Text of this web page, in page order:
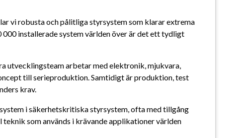
vi robusta och pålitliga styrsystem som klarar extrema
installerade system världen över är det ett tydligt
utvecklingsteam arbetar med elektronik, mjukvara,
till serieproduktion. Samtidigt är produktion, test
krav.
i säkerhetskritiska styrsystem, ofta med tillgång
som används i krävande applikationer världen